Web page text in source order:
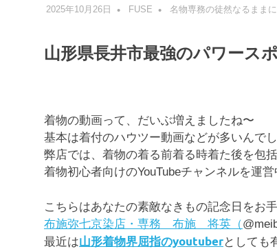
参
な
で
す。
2025年10月26日 FUSE 名物専務の徒然なるままに
山形県長井市最強のパワース
着物の動画って、だいぶ増えましたね〜
基本は着付のハウツー動画などが多いんで
弊店では、着物の着る前着る時着た後を包
着物初心者向けのYouTubeチャンネルを運営
こちらはあなたの素敵なきもの記念日をお
布施弥七京染店・専務 布施 将英（
最近は山形着物界屈指のyoutuberとしても